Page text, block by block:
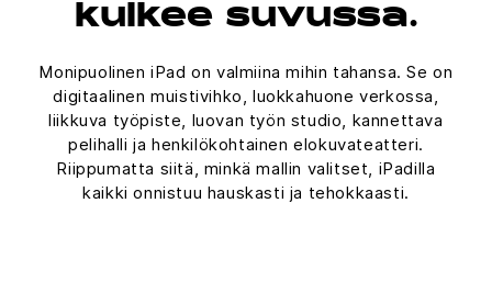
kulkee suvussa.
Monipuolinen iPad on valmiina mihin tahansa. Se on
digitaalinen muistivihko, luokkahuone verkossa,
liikkuva työpiste, luovan työn studio, kannettava
pelihalli ja henkilökohtainen elokuvateatteri.
Riippumatta siitä, minkä mallin valitset, iPadilla
kaikki onnistuu hauskasti ja tehokkaasti.